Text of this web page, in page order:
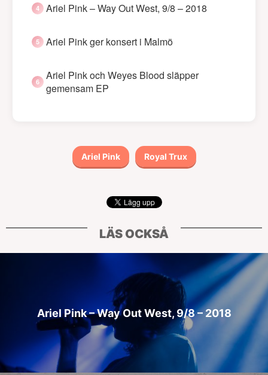
Ariel Pink – Way Out West, 9/8 – 2018
Ariel Pink ger konsert i Malmö
Ariel Pink och Weyes Blood släpper
gemensam EP
Ariel Pink Royal Trux
LÄS OCKSÅ
Ariel Pink – Way Out West, 9/8 – 2018